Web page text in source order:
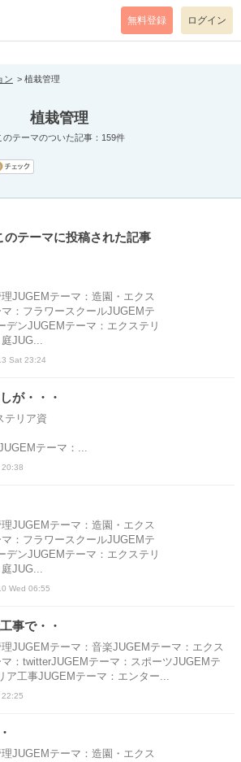
code=0 mode=return level=notice
無料登録 ログイン
ン 植栽管理
植栽管理
のテーマのついた記事：159件
のテーマに投稿された記事
JUGEMテーマ：造園・エクス
：フラワースクールJUGEMテ
デンJUGEMテーマ：エクステリ
JUG...
Sat 23:24
が・・・
テリア資
テーマ：...
20:38
JUGEMテーマ：造園・エクス
：フラワースクールJUGEMテ
デンJUGEMテーマ：エクステリ
JUG...
Wed 06:55
事で・・
JUGEMテーマ：音楽JUGEMテーマ：エクス
：twitterJUGEMテーマ：スポーツJUGEMテ
ア工事JUGEMテーマ：エンター...
22:25
JUGEMテーマ：造園・エクス